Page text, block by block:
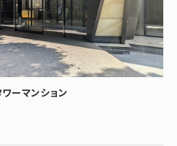
ーマンション